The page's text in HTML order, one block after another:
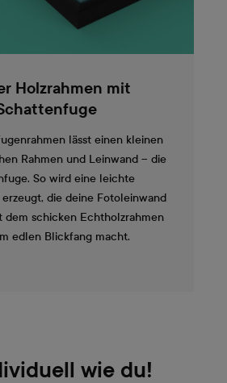
Holzrahmen mit
lässt einen kleinen
Rahmen und Leinwand – die
So wird eine leichte
die deine Fotoleinwand
dem schicken Echtholzrahmen
edlen Blickfang macht.
wie du!